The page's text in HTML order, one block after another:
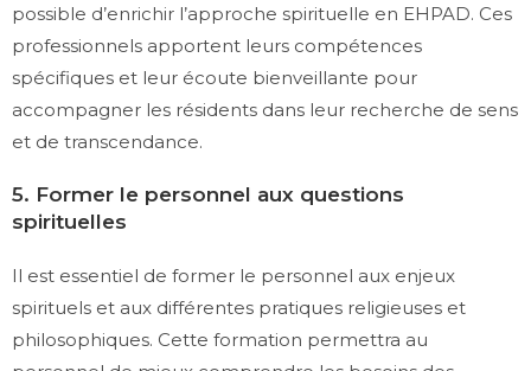
possible d’enrichir l’approche spirituelle en EHPAD. Ces
professionnels apportent leurs compétences
spécifiques et leur écoute bienveillante pour
accompagner les résidents dans leur recherche de sens
et de transcendance.
5. Former le personnel aux questions
spirituelles
Il est essentiel de former le personnel aux enjeux
spirituels et aux différentes pratiques religieuses et
philosophiques. Cette formation permettra au